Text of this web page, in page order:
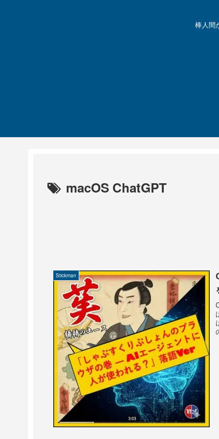
棒人間
macOS ChatGPT
Stickman